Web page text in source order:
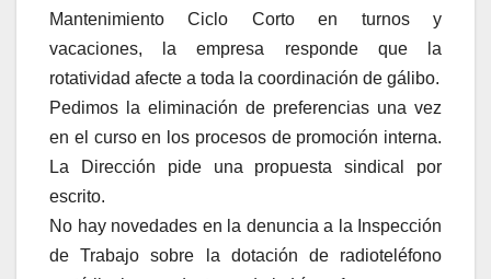
Mantenimiento Ciclo Corto en turnos y
vacaciones, la empresa responde que la
rotatividad afecte a toda la coordinación de gálibo.
Pedimos la eliminación de preferencias una vez
en el curso en los procesos de promoción interna.
La Dirección pide una propuesta sindical por
escrito.
No hay novedades en la denuncia a la Inspección
de Trabajo sobre la dotación de radioteléfono